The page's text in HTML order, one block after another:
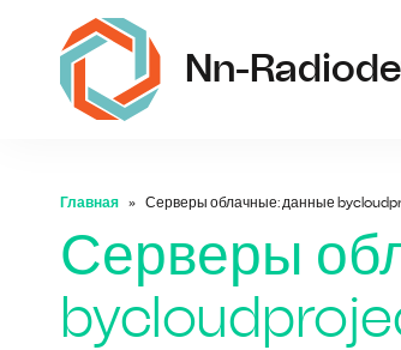
Nn-
Главная Серверы облачные: данные
Серверы